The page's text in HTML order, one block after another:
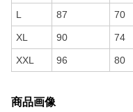
L 87 70
XL 90 74
XXL 96 80
商品画像